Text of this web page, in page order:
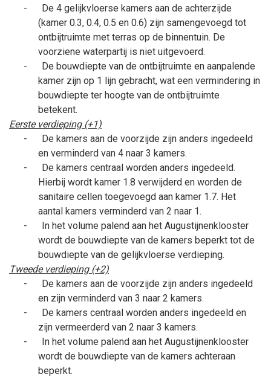
-
De 4 gelijkvloerse kamers aan de achterzijde
(kamer 0.3, 0.4, 0.5 en 0.6) zijn samengevoegd tot
ontbijtruimte met terras op de binnentuin. De
voorziene waterpartij is niet uitgevoerd.
-
De bouwdiepte van de ontbijtruimte en aanpalende
kamer zijn op 1 lijn gebracht, wat een vermindering in
bouwdiepte ter hoogte van de ontbijtruimte
betekent.
Eerste verdieping (+1)
-
De kamers aan de voorzijde zijn anders ingedeeld
en verminderd van 4 naar 3 kamers.
-
De kamers centraal worden anders ingedeeld.
Hierbij wordt kamer 1.8 verwijderd en worden de
sanitaire cellen toegevoegd aan kamer 1.7. Het
aantal kamers verminderd van 2 naar 1.
-
In het volume palend aan het Augustijnenklooster
wordt de bouwdiepte van de kamers beperkt tot de
bouwdiepte van de gelijkvloerse verdieping.
Tweede verdieping (+2)
-
De kamers aan de voorzijde zijn anders ingedeeld
en zijn verminderd van 3 naar 2 kamers.
-
De kamers centraal worden anders ingedeeld en
zijn vermeerderd van 2 naar 3 kamers.
-
In het volume palend aan het Augustijnenklooster
wordt de bouwdiepte van de kamers achteraan
beperkt.